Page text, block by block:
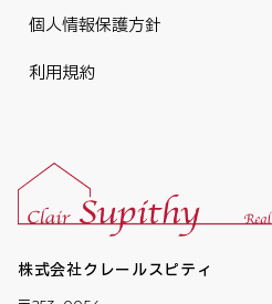
株式会社クレールスピティ
個人情報保護方針
利用規約